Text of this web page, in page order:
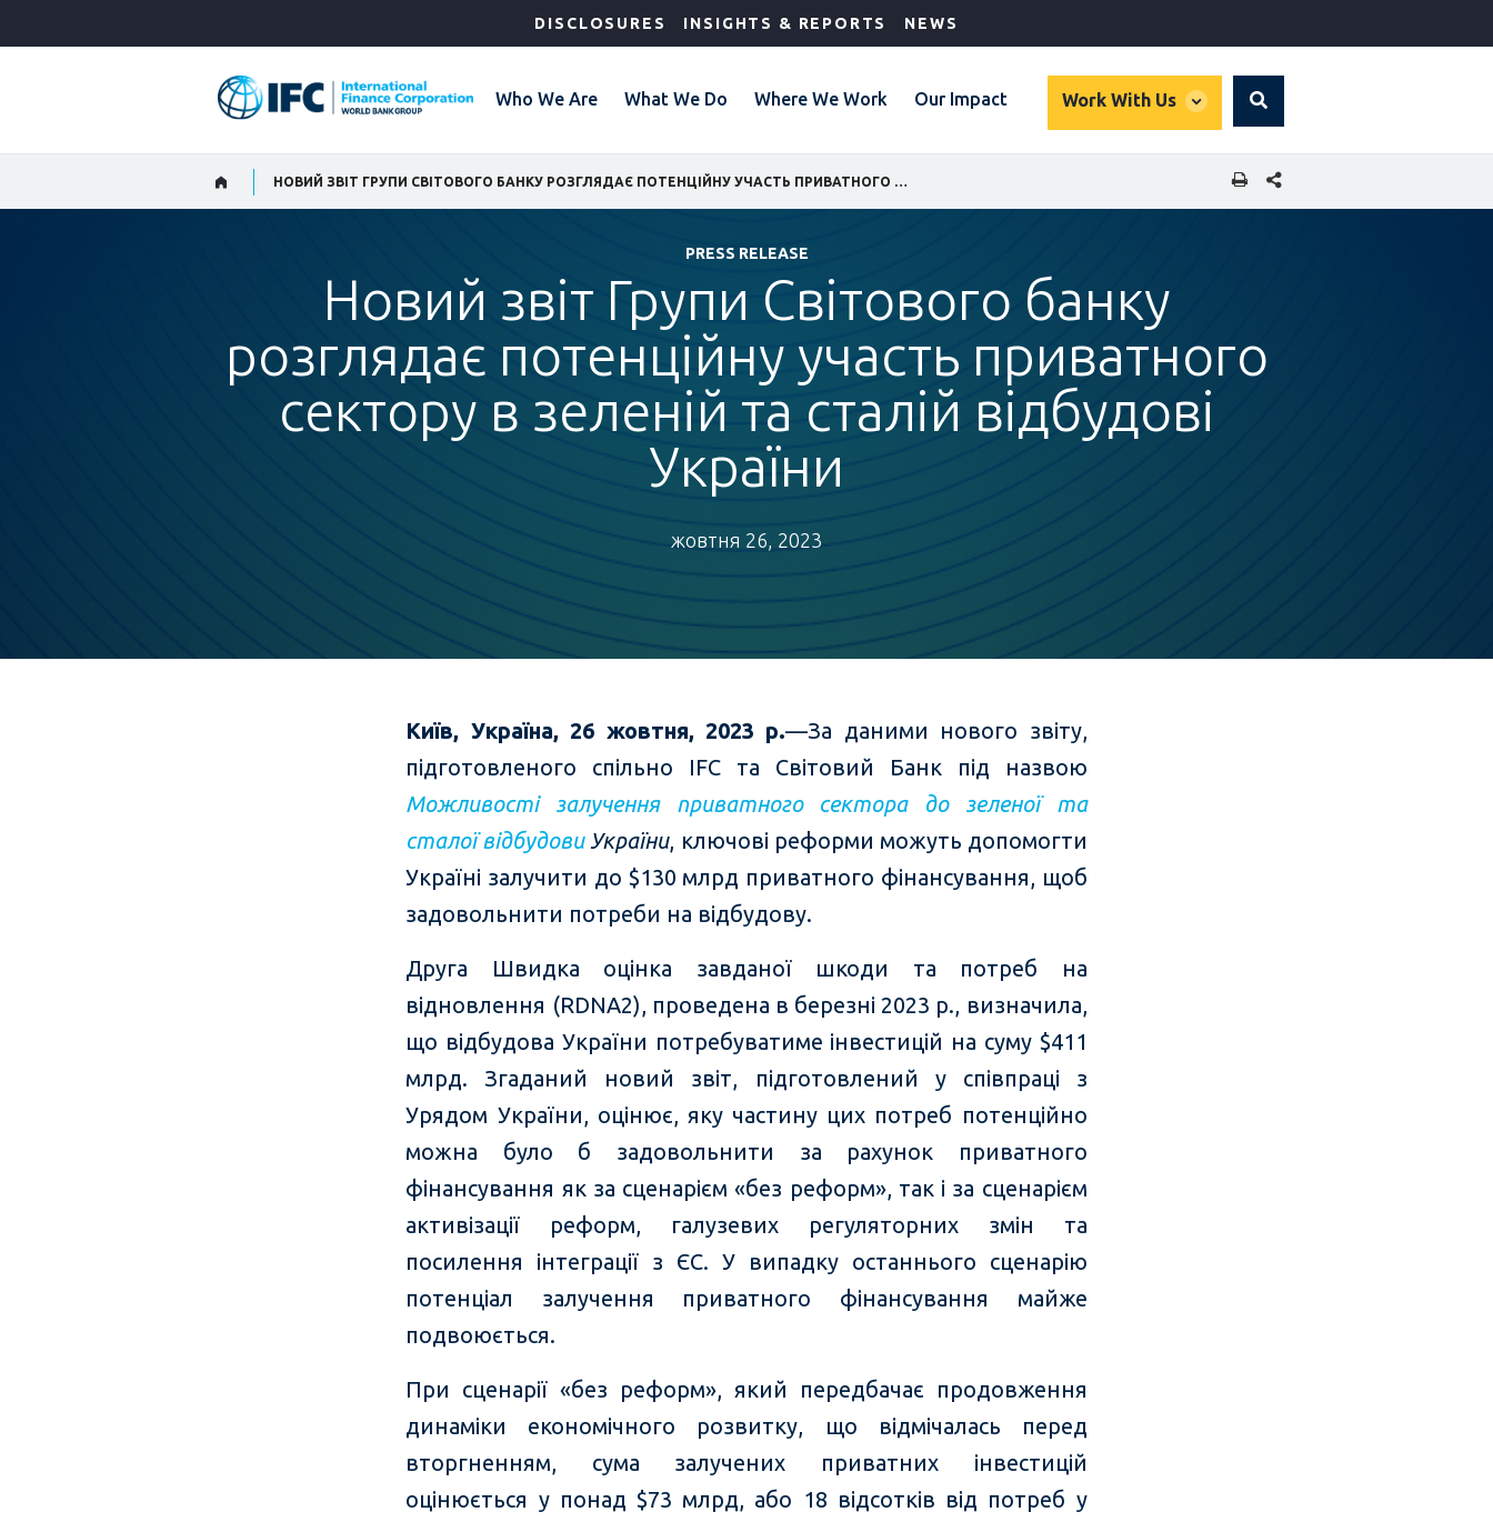
DISCLOSURES INSIGHTS & REPORTS NEWS
Who We Are What We Do Where We Work Our Impact Work With Us
global
Search
SHARE THIS PAGE
PRESS RELEASE
Новий звіт Групи Світового банку
розглядає потенційну участь приватного
сектору в зеленій та сталій відбудові
України
жовтня 26, 2023
Київ, Україна, 26 жовтня, 2023 р.—За даними нового звіту,
підготовленого спільно IFC та Світовий Банк під назвою
Можливості залучення приватного сектора до зеленої та
сталої відбудовиУкраїни, ключові реформи можуть допомогти
Україні залучити до $130 млрд приватного фінансування, щоб
задовольнити потреби на відбудову.
Друга Швидка оцінка завданої шкоди та потреб на
відновлення (RDNA2), проведена в березні 2023 р., визначила,
що відбудова України потребуватиме інвестицій на суму $411
млрд. Згаданий новий звіт, підготовлений у співпраці з
Урядом України, оцінює, яку частину цих потреб потенційно
можна було б задовольнити за рахунок приватного
фінансування як за сценарієм «без реформ», так і за сценарієм
активізації реформ, галузевих регуляторних змін та
посилення інтеграції з ЄС. У випадку останнього сценарію
потенціал залучення приватного фінансування майже
подвоюється.
При сценарії «без реформ», який передбачає продовження
динаміки економічного розвитку, що відмічалась перед
вторгненням, сума залучених приватних інвестицій
оцінюється у понад $73 млрд, або 18 відсотків від потреб у